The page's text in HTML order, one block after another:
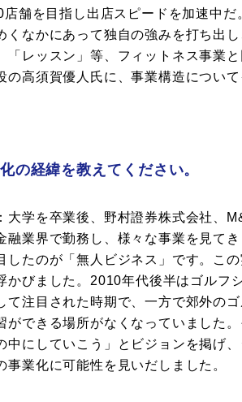
店舗を目指し出店スピードを加速中
くなかにあって独自の強みを打ち出
「レッスン」等、フィットネス事業
の高須賀優人氏に、事業構造について
の経緯を教えてください。
：大学を卒業後、野村證券株式会社、
融業界で勤務し、様々な事業を見て
したのが「無人ビジネス」です。こ
かびました。2010年代後半はゴルフ
て注目された時期で、一方で郊外の
ができる場所がなくなっていました
中にしていこう」とビジョンを掲げ
事業化に可能性を見いだしました。